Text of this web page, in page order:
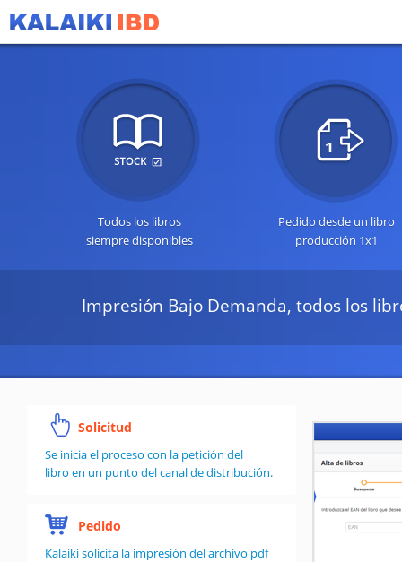
Todos los libros
siempre disponibles
Pedido desde un libro
producción 1x1
Impresión Bajo Demanda, todos los
Solicitud
Se inicia el proceso con la petición del
libro en un punto del canal de distribución.
Pedido
Kalaiki solicita la impresión del archivo pdf